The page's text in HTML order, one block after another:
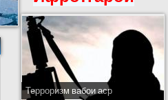
Терроризм вабои аср